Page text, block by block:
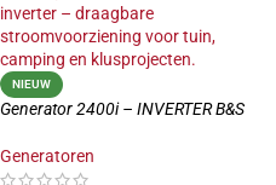
NIEUW
Generator 2400i – INVERTER B&S
Generatoren